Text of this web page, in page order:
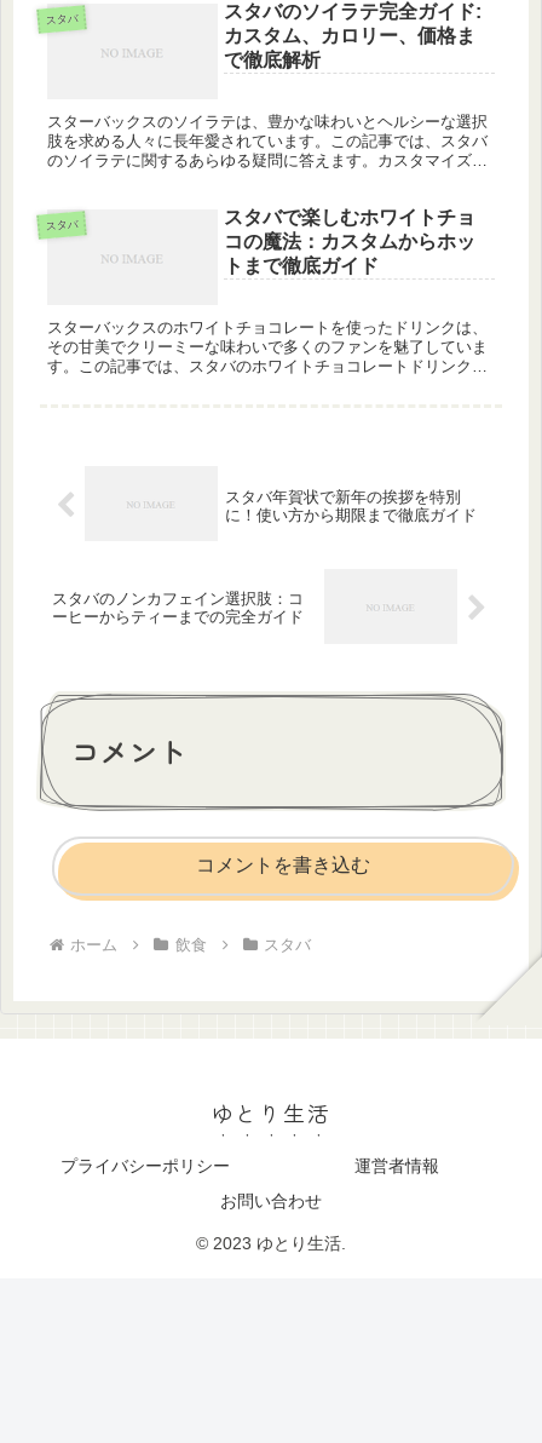
スタバ
スタバのソイラテ完全ガイド:
カスタム、カロリー、価格ま
で徹底解析
スターバックスのソイラテは、豊かな味わいとヘルシーな選択
肢を求める人々に長年愛されています。この記事では、スタバ
のソイラテに関するあらゆる疑問に答えます。カスタマイズ方
スタバ
スタバで楽しむホワイトチョ
コの魔法：カスタムからホッ
トまで徹底ガイド
スターバックスのホワイトチョコレートを使ったドリンクは、
その甘美でクリーミーな味わいで多くのファンを魅了していま
す。この記事では、スタバのホワイトチョコレートドリンクを
スタバ年賀状で新年の挨拶を特別
に！使い方から期限まで徹底ガイド
スタバのノンカフェイン選択肢：コ
ーヒーからティーまでの完全ガイド
コメント
コメントを書き込む
ホーム 飲食 スタバ
ゆとり生活
プライバシーポリシー
運営者情報
お問い合わせ
© 2023 ゆとり生活.